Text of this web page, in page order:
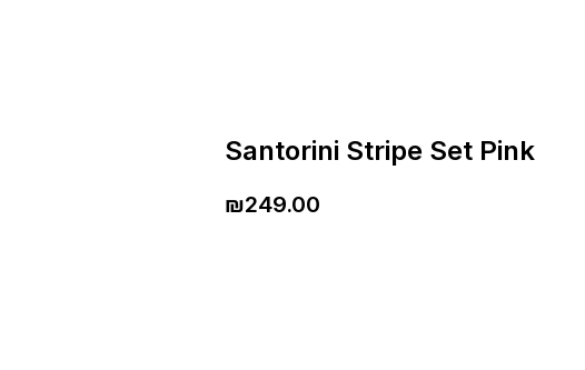
Santorini Stripe Set Pink
₪249.00